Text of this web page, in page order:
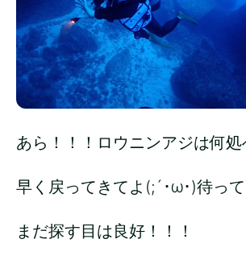
あら！！！ロウニンアジは何
早く戻ってきてよ(;´･ω･)待っ
まだ探す目は良好！！！